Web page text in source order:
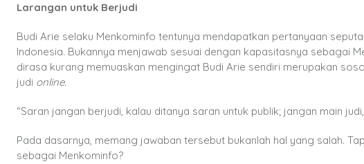
Larangan untuk Berjudi
Budi Arie selaku Menkominfo tentunya mendapatkan pertanyaan
Indonesia. Bukannya menjawab sesuai dengan kapasitasnya sebagai
dirasa kurang memuaskan mengingat Budi Arie sendiri merupakan
judi online.
“Saran jangan berjudi, kalau ditanya saran untuk publik; jangan main
Pada dasarnya, memang jawaban tersebut bukanlah hal yang salah.
sebagai Menkominfo?